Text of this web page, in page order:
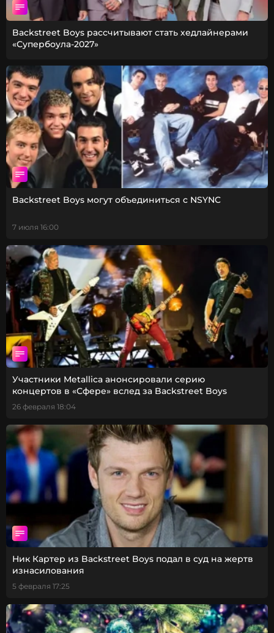
Backstreet Boys рассчитывают стать хедлайнерами
«Супербоула-2027»
Backstreet Boys могут объединиться с NSYNC
7 июля 16:00
Участники Metallica анонсировали серию
концертов в «Сфере» вслед за Backstreet Boys
26 февраля 18:04
Ник Картер из Backstreet Boys подал в суд на жертв
изнасилования
5 февраля 17:25